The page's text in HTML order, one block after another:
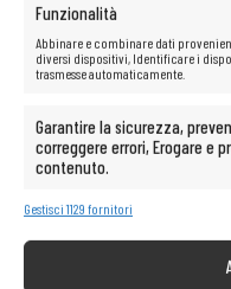
Funzionalità
Abbinare e combinare dati
diversi dispositivi, Identificare i
trasmesse automaticamente.
Garantire la sicurezza,
correggere errori, Erogare e
contenuto.
Gestisci 1129 fornitori